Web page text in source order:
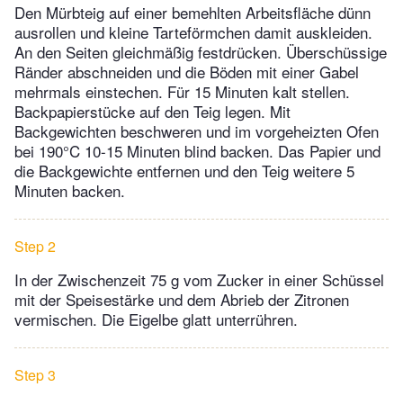
Den Mürbteig auf einer bemehlten Arbeitsfläche dünn
ausrollen und kleine Tarteförmchen damit auskleiden.
An den Seiten gleichmäßig festdrücken. Überschüssige
Ränder abschneiden und die Böden mit einer Gabel
mehrmals einstechen. Für 15 Minuten kalt stellen.
Backpapierstücke auf den Teig legen. Mit
Backgewichten beschweren und im vorgeheizten Ofen
bei 190°C 10-15 Minuten blind backen. Das Papier und
die Backgewichte entfernen und den Teig weitere 5
Minuten backen.
Step 2
In der Zwischenzeit 75 g vom Zucker in einer Schüssel
mit der Speisestärke und dem Abrieb der Zitronen
vermischen. Die Eigelbe glatt unterrühren.
Step 3